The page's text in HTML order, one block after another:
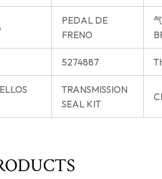
PEDAL DE
FRENO
5274887
TRANSMISSION
SEAL KIT